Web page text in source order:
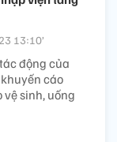
13:10’
động của
cáo
vệ sinh, uống